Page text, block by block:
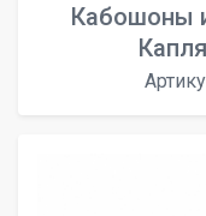
Кабошоны